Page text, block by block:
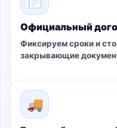
Официальный
Фиксируем сроки и
закрывающие
🚚